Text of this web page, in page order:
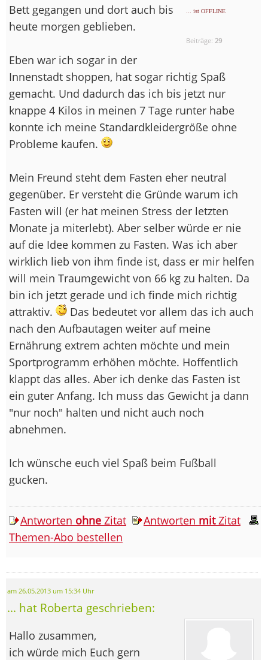
... ist OFFLINE
Beiträge: 29
Bett gegangen und dort auch bis
heute morgen geblieben.
Eben war ich sogar in der
Innenstadt shoppen, hat sogar richtig Spaß
gemacht. Und dadurch das ich bis jetzt nur
knappe 4 Kilos in meinen 7 Tage runter habe
konnte ich meine Standardkleidergröße ohne
Probleme kaufen.
Mein Freund steht dem Fasten eher neutral
gegenüber. Er versteht die Gründe warum ich
Fasten will (er hat meinen Stress der letzten
Monate ja miterlebt). Aber selber würde er nie
auf die Idee kommen zu Fasten. Was ich aber
wirklich lieb von ihm finde ist, dass er mir helfen
will mein Traumgewicht von 66 kg zu halten. Da
bin ich jetzt gerade und ich finde mich richtig
attraktiv.
Das bedeutet vor allem das ich auch
nach den Aufbautagen weiter auf meine
Ernährung extrem achten möchte und mein
Sportprogramm erhöhen möchte. Hoffentlich
klappt das alles. Aber ich denke das Fasten ist
ein guter Anfang. Ich muss das Gewicht ja dann
"nur noch" halten und nicht auch noch
abnehmen.
Ich wünsche euch viel Spaß beim Fußball
gucken.
Antworten ohne Zitat Antworten mitZitat
Themen-Abo bestellen
am 26.05.2013 um 15:34 Uhr
... hat Roberta geschrieben:
Hallo zusammen,
ich würde mich Euch gern